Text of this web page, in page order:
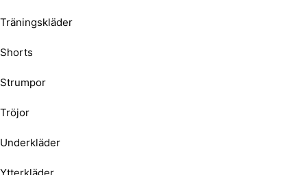
Träningskläder
Shorts
Strumpor
Tröjor
Underkläder